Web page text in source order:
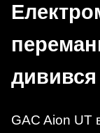
GAC Aion UT